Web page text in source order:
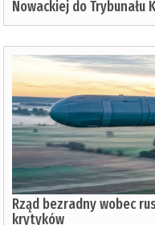
Nowackiej do
Rząd bezradny wobec
krytyków